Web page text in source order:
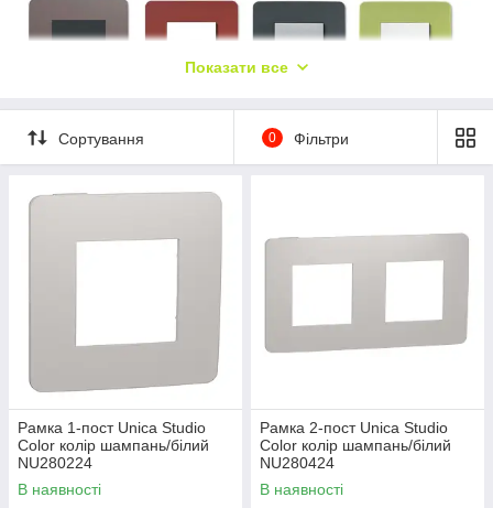
Показати все
Сортування 0 Фільтри
Рамка 1-пост Unica Studio
Color колір шампань/білий
NU280224
В наявності
Рамка 2-пост Unica Studio
Color колір шампань/білий
NU280424
В наявності